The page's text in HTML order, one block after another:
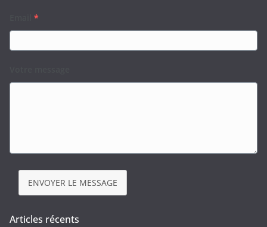
*
ENVOYER LE MESSAGE
Articles récents